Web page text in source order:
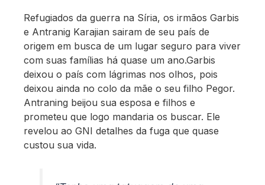
Refugiados da guerra na Síria, os irmãos Garbis
e Antranig Karajian sairam de seu país de
origem em busca de um lugar seguro para viver
com suas famílias há quase um ano.Garbis
deixou o país com lágrimas nos olhos, pois
deixou ainda no colo da mãe o seu filho Pegor.
Antraning beijou sua esposa e filhos e
prometeu que logo mandaria os buscar. Ele
revelou ao GNI detalhes da fuga que quase
custou sua vida.